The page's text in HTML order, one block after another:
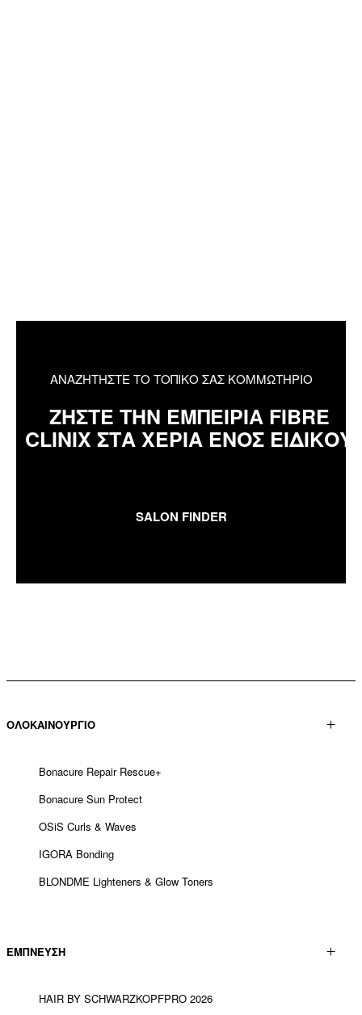
ΑΝΑΖΗΤΗΣΤΕ ΤΟ ΤΟΠΙΚΟ ΣΑΣ ΚΟΜΜΩΤΗΡΙΟ
ΖΗΣΤΕ ΤΗΝ ΕΜΠΕΙΡΙΑ FIBRE
CLINIX ΣΤΑ ΧΕΡΙΑ ΕΝΟΣ ΕΙΔΙΚΟΥ
SALON FINDER
ΟΛΟΚΑΙΝΟΥΡΓΙΟ
Bonacure Repair Rescue+
Bonacure Sun Protect
OSiS Curls & Waves
IGORA Bonding
BLONDME Lighteners & Glow Toners
ΕΜΠΝΕΥΣΗ
HAIR BY SCHWARZKOPFPRO 2026